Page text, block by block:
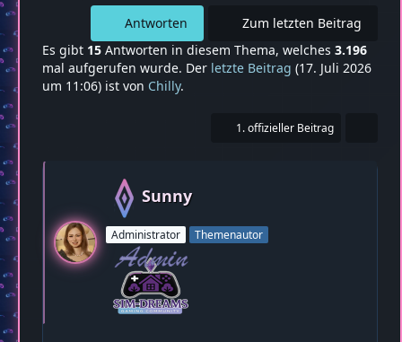
Antworten
Zum letzten Beitrag
Es gibt 15 Antworten in diesem Thema, welches 3.196
mal aufgerufen wurde. Der letzte Beitrag (17. Juli 2026
um 11:06) ist von Chilly.
1. offizieller Beitrag
Sunny
Administrator Themenautor